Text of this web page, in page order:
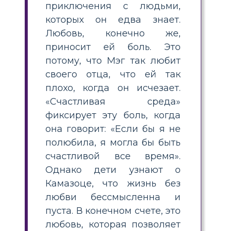
приключения с людьми,
которых он едва знает.
Любовь, конечно же,
приносит ей боль. Это
потому, что Мэг так любит
своего отца, что ей так
плохо, когда он исчезает.
«Счастливая среда»
фиксирует эту боль, когда
она говорит: «Если бы я не
полюбила, я могла бы быть
счастливой все время».
Однако дети узнают о
Камазоце, что жизнь без
любви бессмысленна и
пуста. В конечном счете, это
любовь, которая позволяет